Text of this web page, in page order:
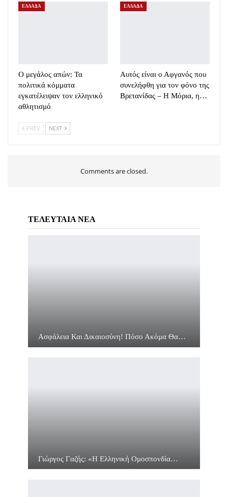
ΕΛΛΑΔΑ
Ο μεγάλος απών: Τα
πολιτικά κόμματα
εγκατέλειψαν τον ελληνικό
αθλητισμό
ΕΛΛΑΔΑ
Αυτός είναι ο Αφγανός που
συνελήφθη για τον φόνο της
Βρετανίδας – Η Μόρια, η…
PREV NEXT
Comments are closed.
ΤΕΛΕΥΤΑΙΑ ΝΕΑ
Ασφάλεια Και Δικαιοσύνη! Πόσο Ακόμα Θα…
Γιώργος Γαζής: «Η Ελληνική Ομοσπονδία…